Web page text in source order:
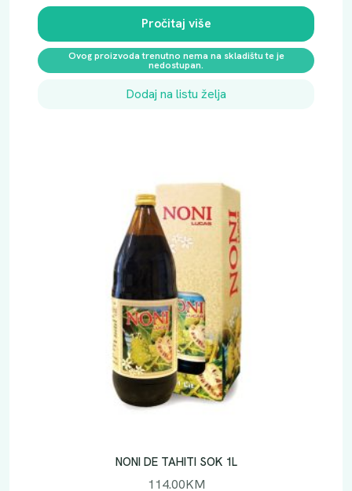
Pročitaj više
Ovog proizvoda trenutno nema na skladištu te je
nedostupan.
Dodaj na listu želja
NONI DE TAHITI SOK 1L
114.00KM